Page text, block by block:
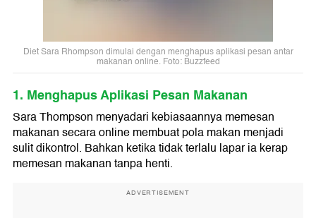
Diet Sara Rhompson dimulai dengan menghapus aplikasi pesan antar
makanan online. Foto: Buzzfeed
1. Menghapus Aplikasi Pesan Makanan
Sara Thompson menyadari kebiasaannya memesan
makanan secara online membuat pola makan menjadi
sulit dikontrol. Bahkan ketika tidak terlalu lapar ia kerap
memesan makanan tanpa henti.
ADVERTISEMENT